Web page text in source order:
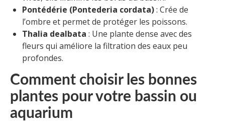
Pontédérie (Pontederia cordata): Crée de
l’ombre et permet de protéger les poissons.
Thalia dealbata : Une plante dense avec des
fleurs qui améliore la filtration des eaux peu
profondes.
Comment choisir les bonnes
plantes pour votre bassin ou
aquarium